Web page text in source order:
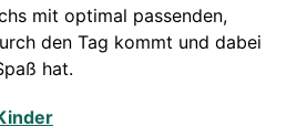
mit optimal passenden,
den Tag kommt und dabei
hat.